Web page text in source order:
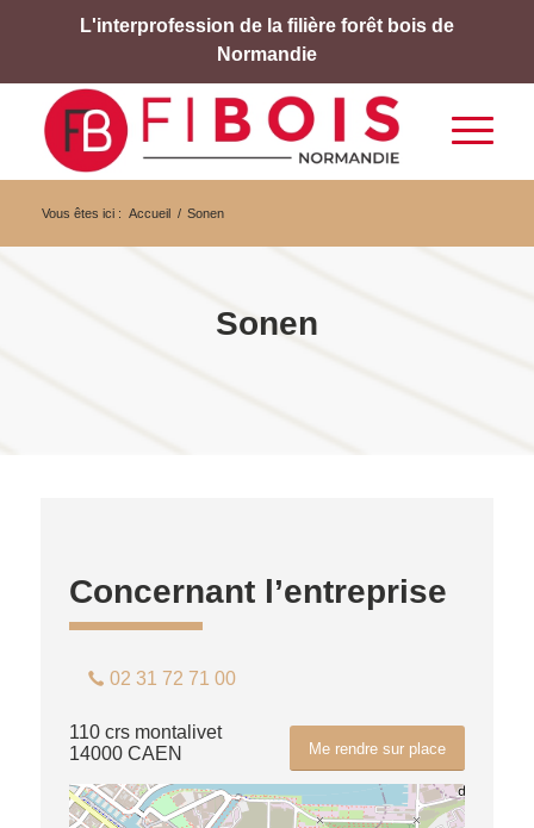
L'interprofession de la filière forêt bois de
Normandie
Vous êtes ici : Accueil / Sonen
Sonen
Concernant l’entreprise
02 31 72 71 00
Me rendre sur place
110 crs montalivet
14000 CAEN